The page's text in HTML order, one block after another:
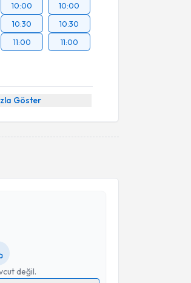
10:00
10:30
11:00
10:00
10:30
11:00
Göster
değil.